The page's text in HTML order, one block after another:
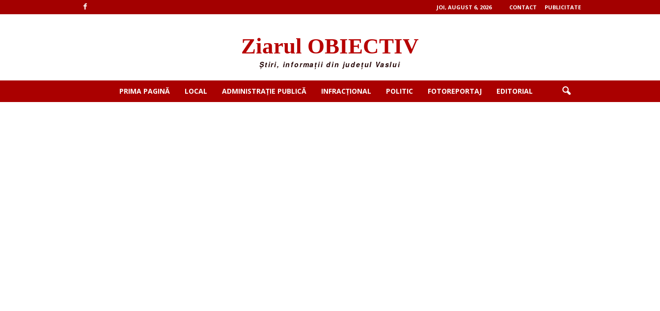
JOI, AUGUST 6, 2026 CONTACT PUBLICITATE
Ziarul OBIECTIV
Știri, informații din județul Vaslui
PRIMA PAGINĂ LOCAL ADMINISTRAȚIE PUBLICĂ INFRACȚIONAL POLITIC FOTOREPORTAJ EDITORIAL